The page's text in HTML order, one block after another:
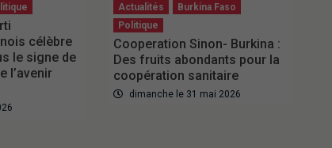
célèbre
le signe de
l’avenir
Actualités
Burkina Faso
Politique
Cooperation Sinon- Burkina :
Des fruits abondants pour la
coopération sanitaire
dimanche le 31 mai 2026